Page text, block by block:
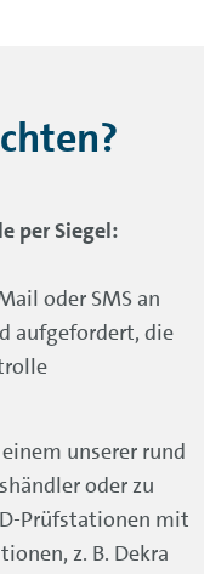
per Siegel:
oder SMS an
aufgefordert, die
unserer rund
oder zu
Prüfstationen mit
z. B. Dekra